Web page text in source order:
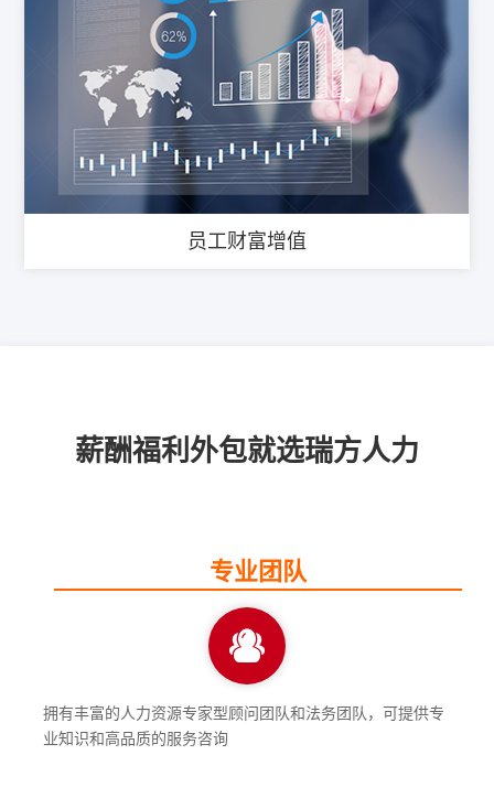
员工财富增值
薪酬福利外包就选瑞方人力
专业团队
拥有丰富的人力资源专家型顾问团队和法务团队，可提供专
业知识和高品质的服务咨询